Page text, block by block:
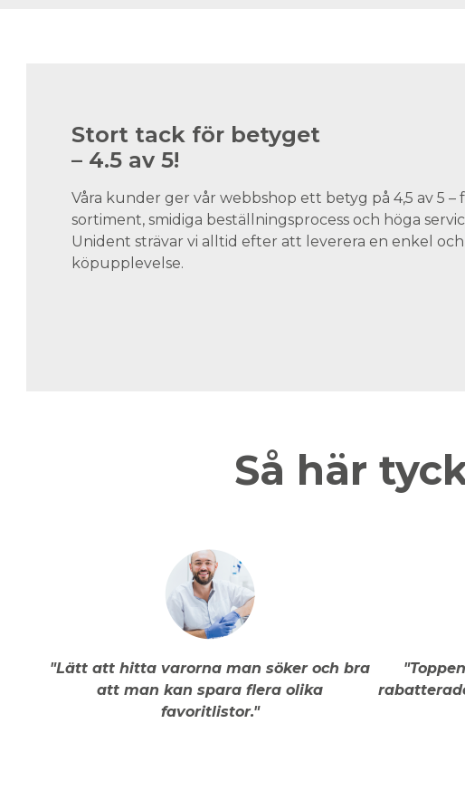
Stort tack för betyget
– 4.5 av 5!
Våra kunder ger vår webbshop ett betyg på 4,5 av 5 –
sortiment, smidiga beställningsprocess och höga
Unident strävar vi alltid efter att leverera en enkel
köpupplevelse.
Så här
"Lätt att hitta varorna man söker och bra
att man kan spara flera olika
favoritlistor."